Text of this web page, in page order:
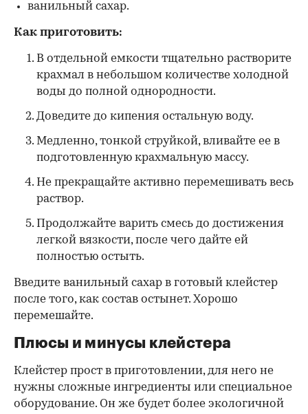
ванильный сахар.
Как приготовить:
В отдельной емкости тщательно растворите
крахмал в небольшом количестве холодной
воды до полной однородности.
Доведите до кипения остальную воду.
Медленно, тонкой струйкой, вливайте ее в
подготовленную крахмальную массу.
Не прекращайте активно перемешивать весь
раствор.
Продолжайте варить смесь до достижения
легкой вязкости, после чего дайте ей
полностью остыть.
Введите ванильный сахар в готовый клейстер
после того, как состав остынет. Хорошо
перемешайте.
Плюсы и минусы клейстера
Клейстер прост в приготовлении, для него не
нужны сложные ингредиенты или специальное
оборудование. Он же будет более экологичной